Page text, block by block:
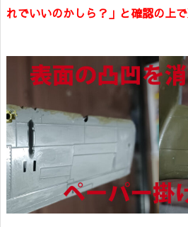
れでいいのかしら？」と確認の上で